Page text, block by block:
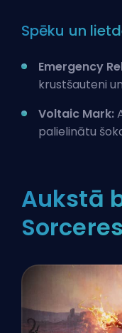
Spēku un
Emergency
krustšauteni
Voltaic Mark:
palielinātu
Aukstā